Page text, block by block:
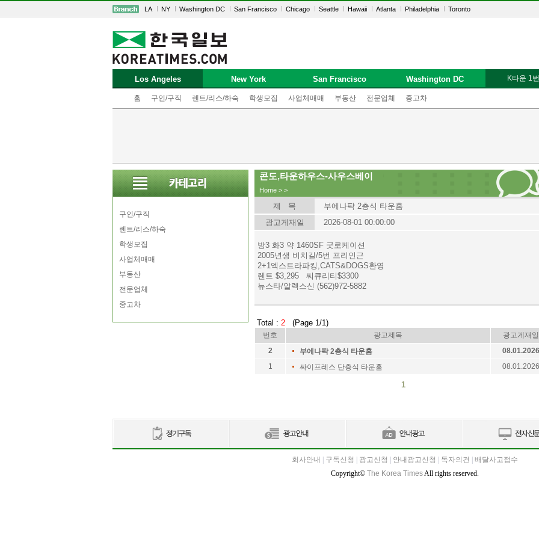
LA NY Washington DC San Francisco Chicago Seattle Hawaii Atlanta Philadelphia Toronto
Los Angeles
홈 구인/구직 렌트/리스/하숙 학생모집 사업체매매 부동산 전문업체 중고차
New York San Francisco Washington DC K타운 1
구인/구직
렌트/리스/하숙
학생모집
사업체매매
부동산
전문업체
중고차
콘도,타운하우스-사우스베이
Home > >
제 목
부에나팍 2층식 타운홈
광고게재일
2026-08-01 00:00:00
방3 화3 약 1460SF 굿로케이션
2005년생 비치길/5번 프리인근
2+1엑스트라파킹,CATS&DOGS환영
렌트 $3,295 씨큐리티$3300
뉴스타/알렉스신 (562)972-5882
Total : 2 (Page 1/1)
번호 광고제목
광고게재일
2
부에나팍 2층식 타운홈
08.01.2026
1
싸이프레스 단층식 타운홈 08.01.2026
1
회사안내 구독신청 광고신청 안내광고신청 독자의견
배달사고접수
Copyright© The Korea TimesAll rights reserved.